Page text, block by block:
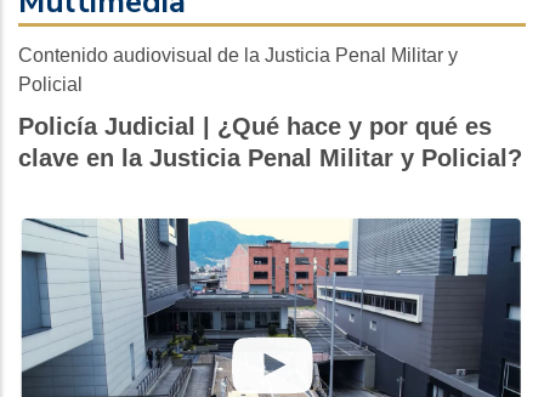
Contenido audiovisual de la Justicia Penal Militar y
Policial
Policía Judicial | ¿Qué hace y por qué es
clave en la Justicia Penal Militar y Policial?